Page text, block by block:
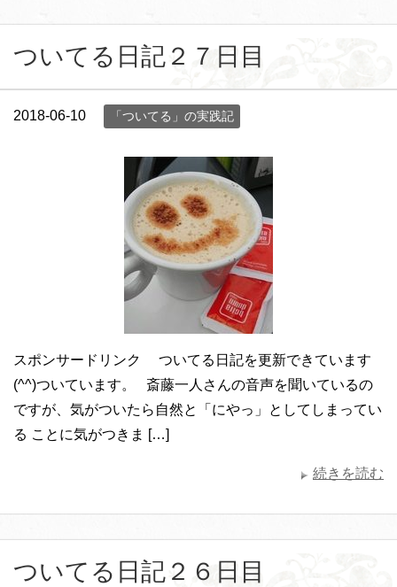
ついてる日記２７日目
2018-06-10 「ついてる」の実践記
スポンサードリンク ついてる日記を更新できています
(^^)ついています。 斎藤一人さんの音声を聞いているの
ですが、気がついたら自然と「にやっ」としてしまってい
る ことに気がつきま […]
続きを読む
ついてる日記２６日目